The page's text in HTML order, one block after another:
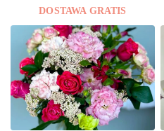
DOSTAWA GRATIS